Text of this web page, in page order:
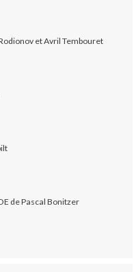
et Avril Tembouret
de Pascal Bonitzer